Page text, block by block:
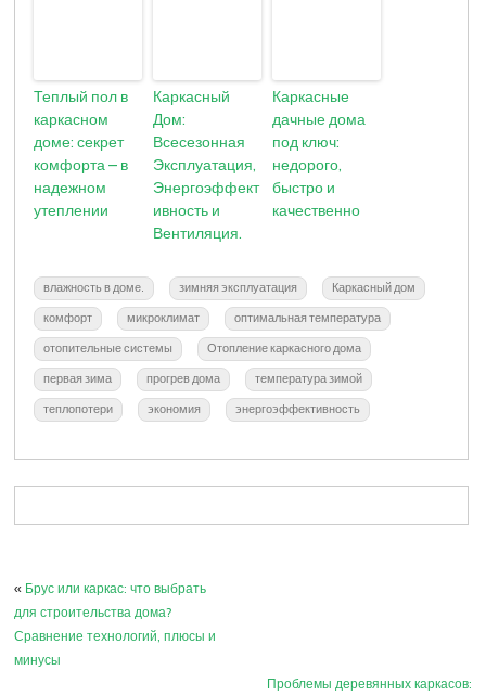
Теплый пол в
каркасном
доме: секрет
комфорта – в
надежном
утеплении
Каркасный
Дом:
Всесезонная
Эксплуатация,
Энергоэффект
ивность и
Вентиляция.
Каркасные
дачные дома
под ключ:
недорого,
быстро и
качественно
влажность в доме. зимняя эксплуатация Каркасный дом
комфорт микроклимат оптимальная температура
отопительные системы Отопление каркасного дома
первая зима прогрев дома температура зимой
теплопотери экономия энергоэффективность
« Брус или каркас: что выбрать
для строительства дома?
Сравнение технологий, плюсы и
минусы
Проблемы деревянных каркасов: